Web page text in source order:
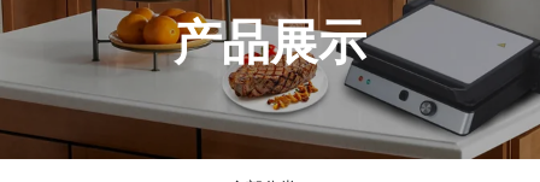
产品展示
产品展示
产品展示